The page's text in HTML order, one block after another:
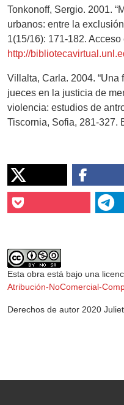
Tonkonoff, Sergio. 2001.
urbanos: entre la
1(15/16): 171-182.
http://bibliotecavirtual.unl.edu.ar/
Villalta, Carla. 2004.
jueces en la justicia de
violencia: estudios de
Tiscornia, Sofia, 281-327.
Esta obra está bajo una
Atribución-NoComercial-
Derechos de autor 2020